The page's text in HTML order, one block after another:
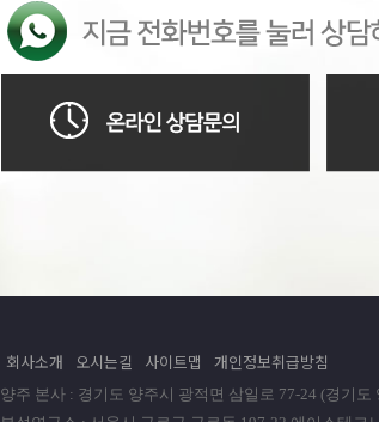
회사소개 오시는길 사이트맵 개인정보취급방침
양주 본사 : 경기도 양주시 광적면 삼일로 77-24 (경기도